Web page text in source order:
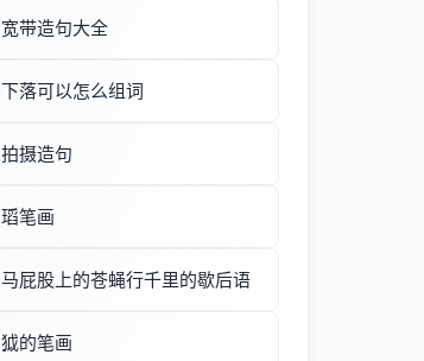
宽带造句大全
下落可以怎么组词
拍摄造句
瑫笔画
马屁股上的苍蝇行千里的歇后语
狘的笔画